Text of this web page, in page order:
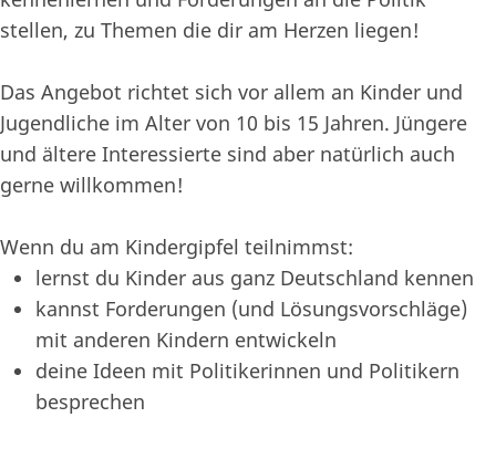
stellen, zu Themen die dir am Herzen liegen!
Das Angebot richtet sich vor allem an Kinder und
Jugendliche im Alter von 10 bis 15 Jahren. Jüngere
und ältere Interessierte sind aber natürlich auch
gerne willkommen!
Wenn du am Kindergipfel teilnimmst:
lernst du Kinder aus ganz Deutschland kennen
kannst Forderungen (und Lösungsvorschläge)
mit anderen Kindern entwickeln
deine Ideen mit Politikerinnen und Politikern
besprechen